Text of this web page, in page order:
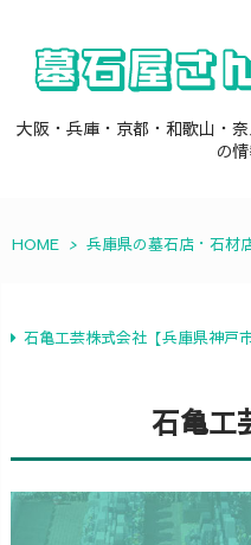
大阪・兵庫・京都・和歌山・
の
HOME > 兵庫県の墓石店・石材
石亀工芸株式会社【兵庫県神戸
石亀工